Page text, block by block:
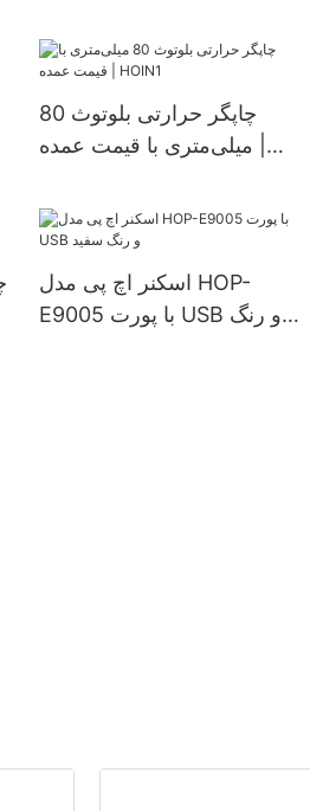
حرارتی رومیزی رسید، چاپگر
برچسب موبایل، چاپگر بارکد
برچسب حرارتی1
چاپگر حرارتی بلوتوث 80
میلی‌متری با قیمت عمده |
اسکنر اچ پی مدل HOP-
E9005 با پورت USB و رنگ